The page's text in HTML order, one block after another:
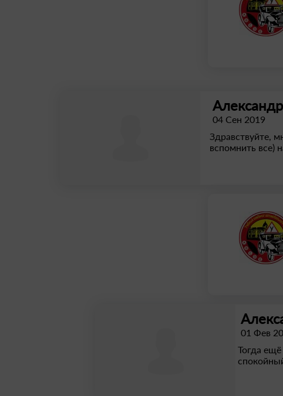
04 Сен 2019
Здравствуйте,
вспомнить все)
01 Фев
Тогда